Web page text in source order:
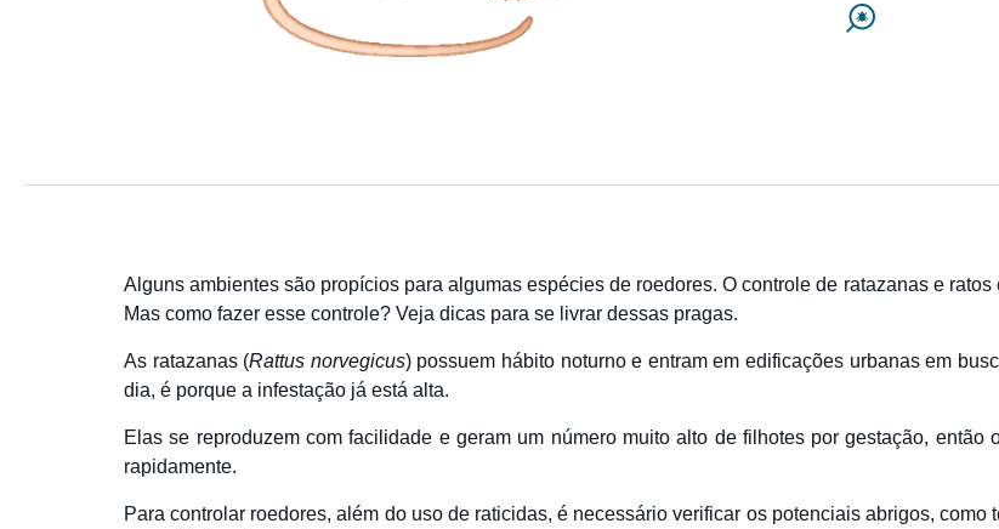
Alguns ambientes são propícios para algumas espécies de roedores. O controle de ratazanas e
Mas como fazer esse controle? Veja dicas para se livrar dessas pragas.
As ratazanas (Rattus norvegicus) possuem hábito noturno e entram em edificações urbanas em
dia, é porque a infestação já está alta.
Elas se reproduzem com facilidade e geram um número muito alto de filhotes por gestação,
rapidamente.
Para controlar roedores, além do uso de raticidas, é necessário verificar os potenciais abrigos,